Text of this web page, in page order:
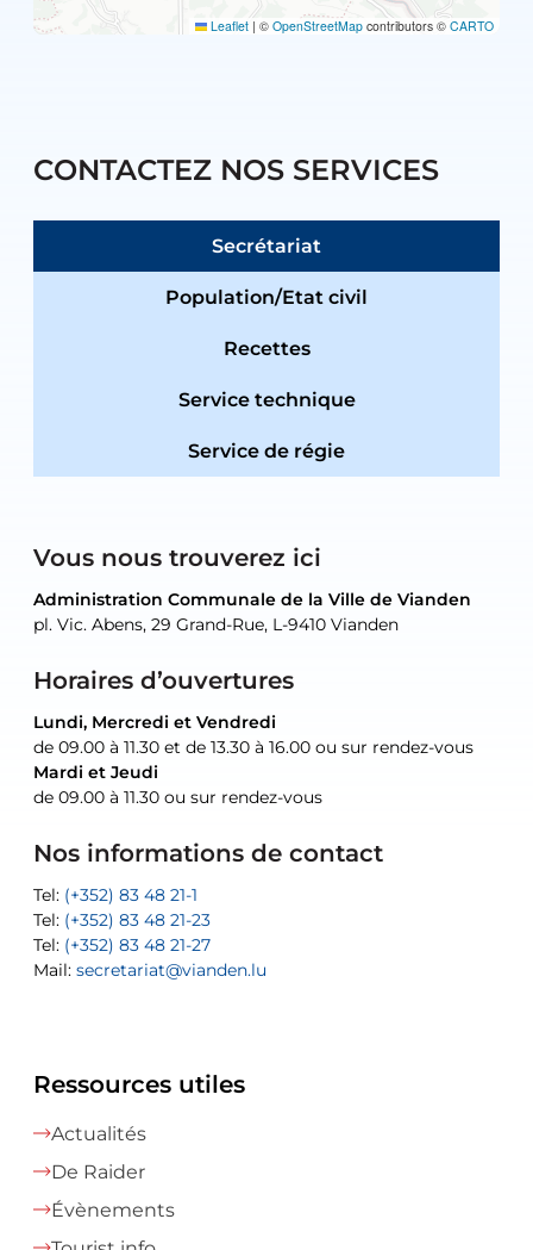
Leaflet | © OpenStreetMap contributors © CARTO
CONTACTEZ NOS SERVICES
Secrétariat
Population/Etat civil
Recettes
Service technique
Service de régie
Vous nous trouverez ici
Administration Communale de la Ville de Vianden
pl. Vic. Abens, 29 Grand-Rue, L-9410 Vianden
Horaires d’ouvertures
Lundi, Mercredi et Vendredi
de 09.00 à 11.30 et de 13.30 à 16.00 ou sur rendez-vous
Mardi et Jeudi
de 09.00 à 11.30 ou sur rendez-vous
Nos informations de contact
Tel: (+352) 83 48 21-1
Tel: (+352) 83 48 21-23
Tel: (+352) 83 48 21-27
Mail: secretariat@vianden.lu
Administration Communale de la Ville de Vianden
pl. Vic. Abens, 29 Grand-Rue, L-9410 Vianden
Lundi, Mercredi et Vendredi
de 09.00 à 11.30 et de 13.30 à 16.00 ou sur rendez-vous
Mardi et Jeudi
de 09.00 à 11.30 ou sur rendez-vous
Tel: (+352) 83 48 21-20
Tel: (+352) 83 48 21-22
Mail:sofia.carvalho@vianden.lu
Mail: diane.storn@vianden.lu
Administration Communale de la Ville de Vianden
pl. Vic. Abens, 29 Grand-Rue, L-9410 Vianden
uniquement sur rendez-vous
Mail:recette@vianden.lu
Administration Communale de la Ville de Vianden
pl. Vic. Abens, 29 Grand-Rue, L-9410 Vianden
uniquement sur rendez-vous
Tel:(+352) 83 48 21-31
Atelier Communal de la Ville de Vianden
30, rue Neugarten, L-9422 Vianden
uniquement sur rendez-vous
Tel:Permanence (Fuite d’eau) : 83 48 21 61
Ressources utiles
Actualités
De Raider
Évènements